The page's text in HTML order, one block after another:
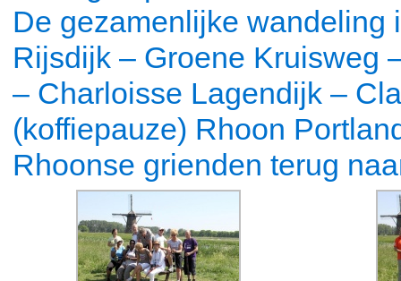
De gezamenlijke wandeling
Rijsdijk – Groene Kruisweg
– Charloisse Lagendijk –
(koffiepauze) Rhoon
Rhoonse grienden terug